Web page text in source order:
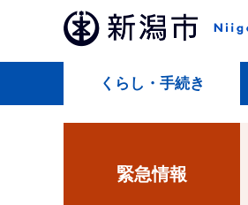
ペ
くらし・手続き
緊急情報